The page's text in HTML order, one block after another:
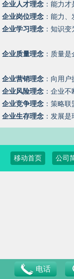
企业人才理念 ：能力
企业岗位理念 ：能力
企业学习理念 ：知识
企业质量理念 ：质量
企业营销理念 ：向用
企业风险理念 ：企业
企业竞争理念 ：策略
企业生存理念 ：发展
移动首页 公司
电话